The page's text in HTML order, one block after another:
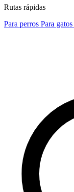
Rutas rápidas
Para perros Para gatos